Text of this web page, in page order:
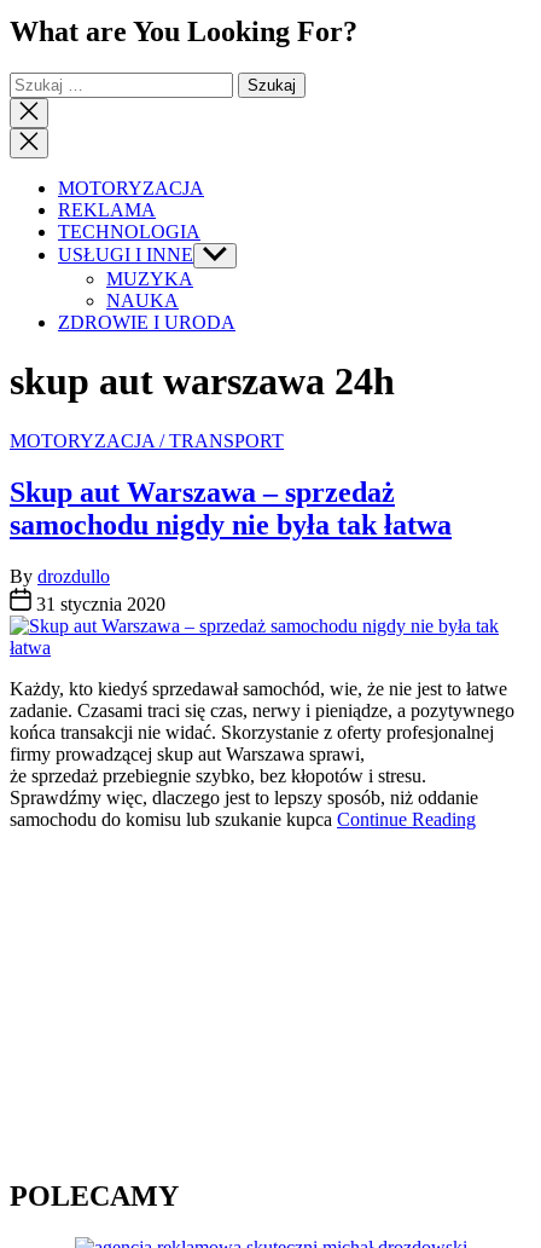
What are You Looking For?
Szukaj:
Close
search
Close
Menu
MOTORYZACJA
REKLAMA
TECHNOLOGIA
USŁUGI I INNE Show
sub
MUZYKA
NAUKA
ZDROWIE I URODA
skup aut warszawa 24h
Categories
MOTORYZACJA / TRANSPORT
Skup aut Warszawa – sprzedaż
samochodu nigdy nie była tak łatwa
By drozdullo
31 stycznia 2020
Każdy, kto kiedyś sprzedawał samochód, wie, że nie jest to łatwe
zadanie. Czasami traci się czas, nerwy i pieniądze, a pozytywnego
końca transakcji nie widać. Skorzystanie z oferty profesjonalnej
firmy prowadzącej skup aut Warszawa sprawi,
że sprzedaż przebiegnie szybko, bez kłopotów i stresu.
Sprawdźmy więc, dlaczego jest to lepszy sposób, niż oddanie
samochodu do komisu lub szukanie kupca Continue Reading
POLECAMY